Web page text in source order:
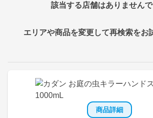
オンラインショップ
製品検索はこちら
取扱店検索はこちら
商品詳細
該当する店舗はありません
エリアや商品を変更して再検索をお